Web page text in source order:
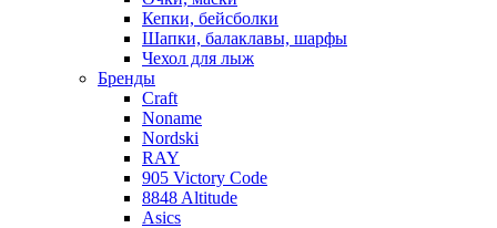
Кепки, бейсболки
Шапки, балаклавы, шарфы
Чехол для лыж
Бренды
Craft
Noname
Nordski
RAY
905 Victory Code
8848 Altitude
Asics